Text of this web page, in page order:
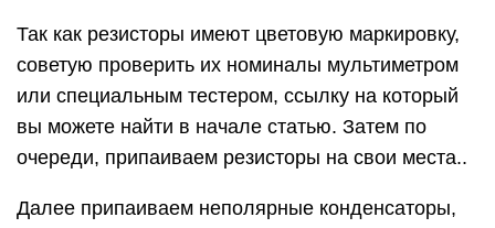
Так как резисторы имеют цветовую маркировку,
советую проверить их номиналы мультиметром
или специальным тестером, ссылку на который
вы можете найти в начале статью. Затем по
очереди, припаиваем резисторы на свои места..
Далее припаиваем неполярные конденсаторы,